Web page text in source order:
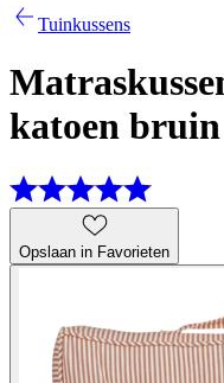
Tuinkussens
katoen bruin
Opslaan in Favorieten